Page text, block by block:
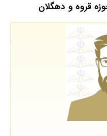
قروه و دهگلان